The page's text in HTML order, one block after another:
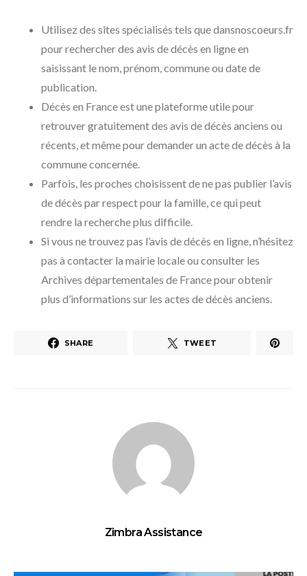
Utilisez des sites spécialisés tels que dansnoscoeurs.fr
pour rechercher des avis de décès en ligne en
saisissant le nom, prénom, commune ou date de
publication.
Décès en France est une plateforme utile pour
retrouver gratuitement des avis de décès anciens ou
récents, et même pour demander un acte de décès à la
commune concernée.
Parfois, les proches choisissent de ne pas publier l’avis
de décès par respect pour la famille, ce qui peut
rendre la recherche plus difficile.
Si vous ne trouvez pas l’avis de décès en ligne, n’hésitez
pas à contacter la mairie locale ou consulter les
Archives départementales de France pour obtenir
plus d’informations sur les actes de décès anciens.
SHARE TWEET
Zimbra Assistance